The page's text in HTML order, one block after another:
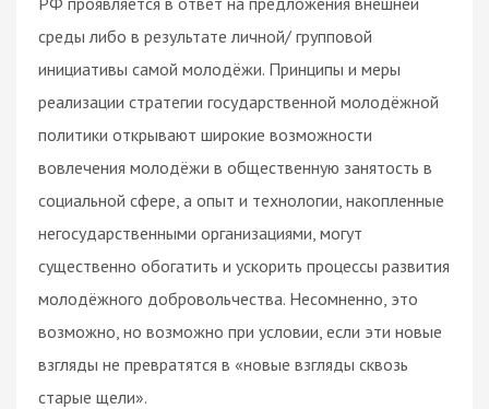
среды либо в результате личной/ групповой
инициативы самой молодёжи. Принципы и меры
реализации стратегии государственной молодёжной
политики открывают широкие возможности
вовлечения молодёжи в общественную занятость в
социальной сфере, а опыт и технологии, накопленные
негосударственными организациями, могут
существенно обогатить и ускорить процессы развития
молодёжного добровольчества. Несомненно, это
возможно, но возможно при условии, если эти новые
взгляды не превратятся в «новые взгляды сквозь
старые щели».